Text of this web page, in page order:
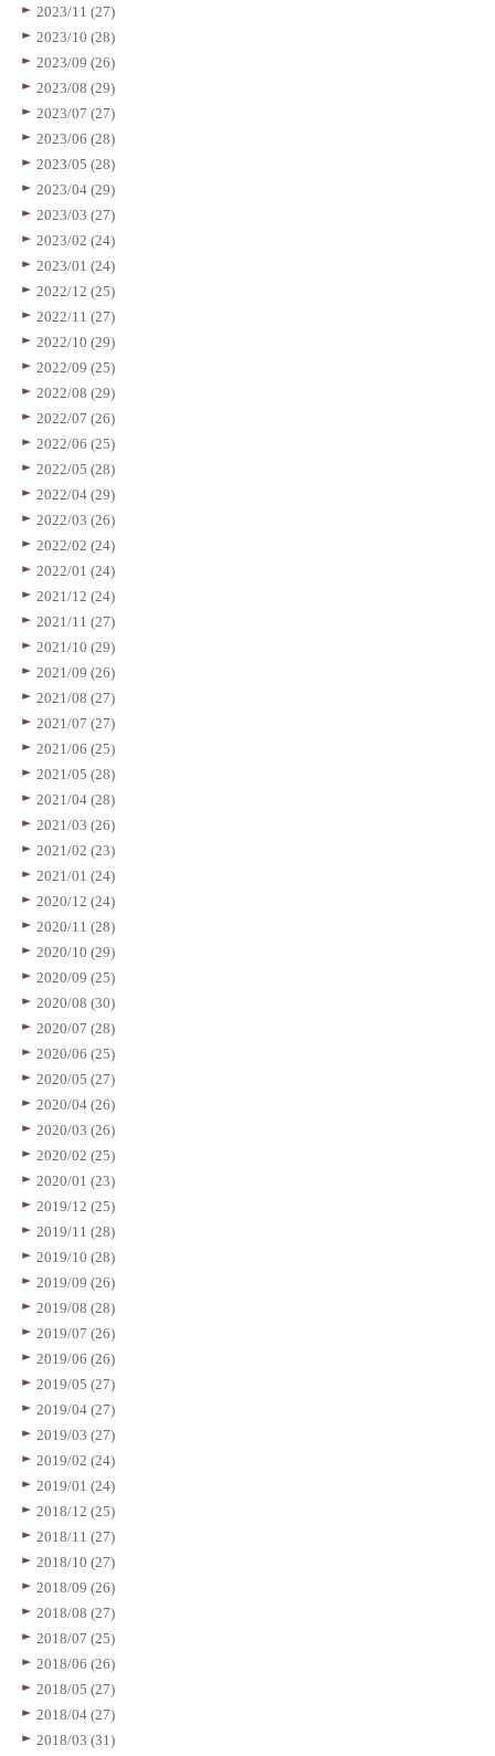
2023/11 (27)
2023/10 (28)
2023/09 (26)
2023/08 (29)
2023/07 (27)
2023/06 (28)
2023/05 (28)
2023/04 (29)
2023/03 (27)
2023/02 (24)
2023/01 (24)
2022/12 (25)
2022/11 (27)
2022/10 (29)
2022/09 (25)
2022/08 (29)
2022/07 (26)
2022/06 (25)
2022/05 (28)
2022/04 (29)
2022/03 (26)
2022/02 (24)
2022/01 (24)
2021/12 (24)
2021/11 (27)
2021/10 (29)
2021/09 (26)
2021/08 (27)
2021/07 (27)
2021/06 (25)
2021/05 (28)
2021/04 (28)
2021/03 (26)
2021/02 (23)
2021/01 (24)
2020/12 (24)
2020/11 (28)
2020/10 (29)
2020/09 (25)
2020/08 (30)
2020/07 (28)
2020/06 (25)
2020/05 (27)
2020/04 (26)
2020/03 (26)
2020/02 (25)
2020/01 (23)
2019/12 (25)
2019/11 (28)
2019/10 (28)
2019/09 (26)
2019/08 (28)
2019/07 (26)
2019/06 (26)
2019/05 (27)
2019/04 (27)
2019/03 (27)
2019/02 (24)
2019/01 (24)
2018/12 (25)
2018/11 (27)
2018/10 (27)
2018/09 (26)
2018/08 (27)
2018/07 (25)
2018/06 (26)
2018/05 (27)
2018/04 (27)
2018/03 (31)